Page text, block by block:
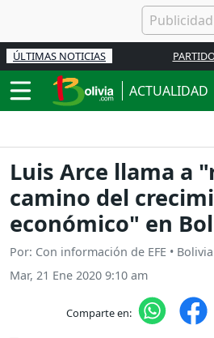
ÚLTIMAS NOTICIAS
ACTUALIDAD
Luis Arce llama a
camino del
económico" en
Por: Con información de EFE •
Mar, 21 Ene 2020 9:10 am
Comparte en: